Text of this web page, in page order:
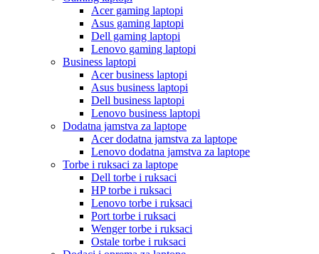
Acer gaming laptopi
Asus gaming laptopi
Dell gaming laptopi
Lenovo gaming laptopi
Business laptopi
Acer business laptopi
Asus business laptopi
Dell business laptopi
Lenovo business laptopi
Dodatna jamstva za laptope
Acer dodatna jamstva za laptope
Lenovo dodatna jamstva za laptope
Torbe i ruksaci za laptope
Dell torbe i ruksaci
HP torbe i ruksaci
Lenovo torbe i ruksaci
Port torbe i ruksaci
Wenger torbe i ruksaci
Ostale torbe i ruksaci